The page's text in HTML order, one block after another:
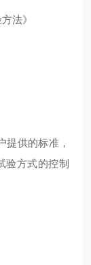
法》
提供的标准，
验方式的控制